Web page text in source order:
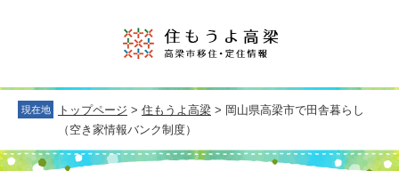
現在地 トップページ > 住もうよ高梁 > 岡山県高梁市で田舎暮らし
（空き家情報バンク制度）